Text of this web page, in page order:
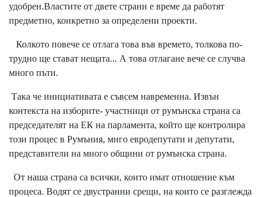
удобрен.Властите от двете страни е време да работят
предметно, конкретно за определени проекти.
Колкото повече се отлага това във времето, толкова по-
трудно ще стават нещата... А това отлагане вече се случва
много пъти.
Така че инициативата е съвсем навременна. Извън
контекста на изборите- участници от румънска страна са
председателят на ЕК на парламента, който ще контролира
този процес в Румъния, мнго евродепутати и депутати,
представители на много общини от румънска страна.
От наша страна са всички, които имат отношение към
процеса. Водят се двустранни срещи, на които се разглежда